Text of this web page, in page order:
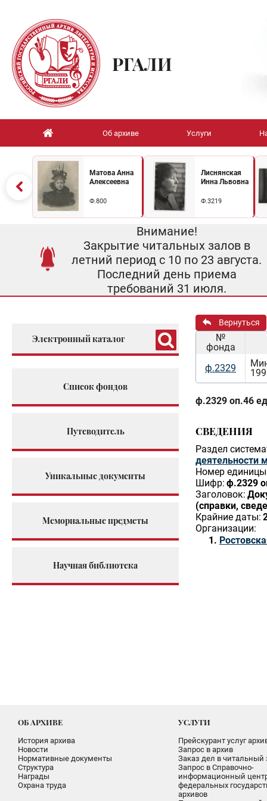
РГАЛИ
Об архиве Услуги
Матова Анна
Алексеевна
Ф.800
Лиснянская
Инна Львовна
Ф.3219
Внимание!
Закрытие читальных залов в
летний период с 10 по 23 августа.
Последний день приема
требований 31 июля.
Электронный каталог
Список фондов
Путеводитель
Уникальные документы
Мемориальные предметы
Научная библиотека
Вернуться
№
фонда
ф.2329
ф.2329 оп.46
СВЕДЕНИЯ
Раздел
деятельности
Номер единицы
Шифр: ф.2329
Заголовок:
(справки,
Крайние даты:
Организации:
ОБ АРХИВЕ
История архива
Новости
Нормативные документы
Структура
Награды
Охрана труда
УСЛУГИ
Прейскурант услуг
Запрос в архив
Заказ дел в читальный
Запрос в Справочно-
информационный
федеральных
архивов